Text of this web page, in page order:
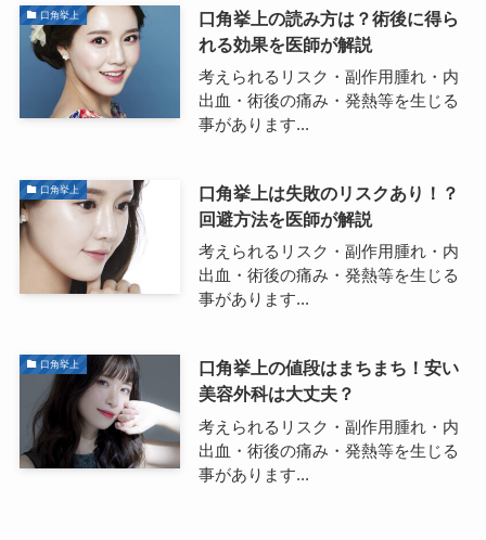
口角挙上
口角挙上の読み方は？術後に得ら
れる効果を医師が解説
考えられるリスク・副作用腫れ・内
出血・術後の痛み・発熱等を生じる
事があります...
口角挙上
口角挙上は失敗のリスクあり！？
回避方法を医師が解説
考えられるリスク・副作用腫れ・内
出血・術後の痛み・発熱等を生じる
事があります...
口角挙上
口角挙上の値段はまちまち！安い
美容外科は大丈夫？
考えられるリスク・副作用腫れ・内
出血・術後の痛み・発熱等を生じる
事があります...